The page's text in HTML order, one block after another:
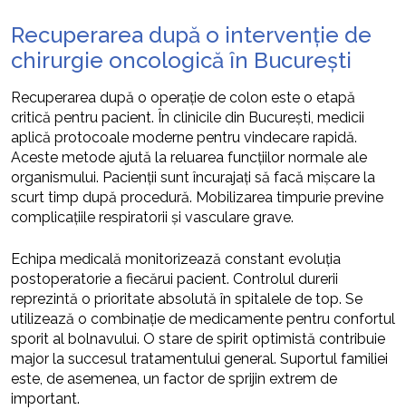
Recuperarea după o intervenție de
chirurgie oncologică în București
Recuperarea după o operație de colon este o etapă
critică pentru pacient. În clinicile din București, medicii
aplică protocoale moderne pentru vindecare rapidă.
Aceste metode ajută la reluarea funcțiilor normale ale
organismului. Pacienții sunt încurajați să facă mișcare la
scurt timp după procedură. Mobilizarea timpurie previne
complicațiile respiratorii și vasculare grave.
Echipa medicală monitorizează constant evoluția
postoperatorie a fiecărui pacient. Controlul durerii
reprezintă o prioritate absolută în spitalele de top. Se
utilizează o combinație de medicamente pentru confortul
sporit al bolnavului. O stare de spirit optimistă contribuie
major la succesul tratamentului general. Suportul familiei
este, de asemenea, un factor de sprijin extrem de
important.